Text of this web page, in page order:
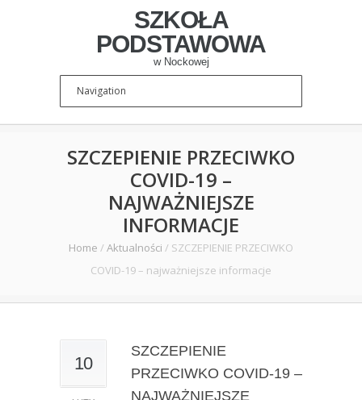
SZKOŁA
PODSTAWOWA
w Nockowej
SZCZEPIENIE PRZECIWKO
COVID-19 –
NAJWAŻNIEJSZE
INFORMACJE
Home / Aktualności / SZCZEPIENIE PRZECIWKO
COVID-19 – najważniejsze informacje
10
SZCZEPIENIE
PRZECIWKO COVID-19 –
NAJWAŻNIEJSZE